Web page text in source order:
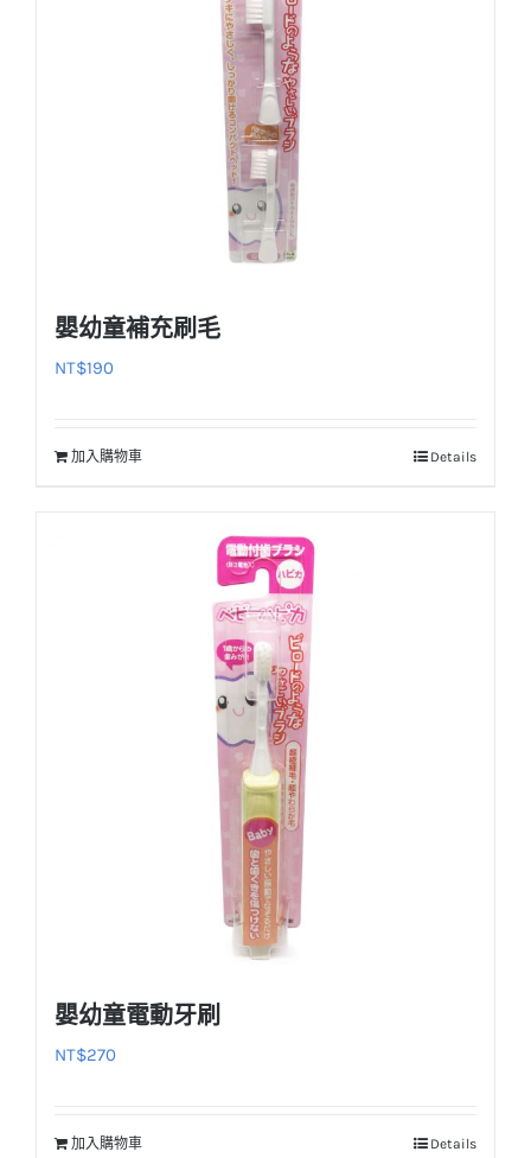
嬰幼童補充刷毛
NT$190
加入購物車 Details
嬰幼童電動牙刷
NT$270
加入購物車 Details